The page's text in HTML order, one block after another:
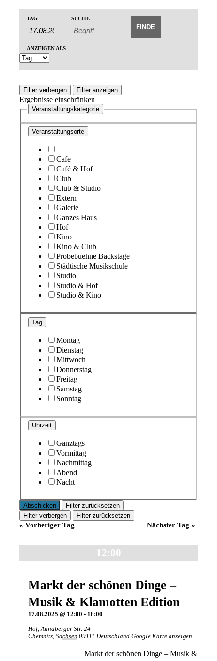
Veranstaltungen
Suche
und
Ansichten,
Navigation
TAG SUCHE
Veranstaltung
Ansichten-
ANZEIGEN ALS
Filter verbergen Filter anzeigen
Ergebnisse einschränken
Veranstaltungskategorie
Veranstaltungsorte
Cafe
Café & Hof
Club
Club & Studio
Extern
Galerie
Ganzes Haus
Hof
Kino
Kino & Club
Probebuehne Backstage
Städtische Musikschule
Studio
Studio & Hof
Studio & Kino
Tag
Montag
Dienstag
Mittwoch
Donnerstag
Freitag
Samstag
Sonntag
Uhrzeit
Ganztags
Vormittag
Nachmittag
Abend
Nacht
Filter zurücksetzen
Filter verbergen
Filter zurücksetzen
« Vorheriger Tag Nächster Tag »
12:00
Markt der schönen Dinge –
Musik & Klamotten Edition
17.08.2025 @ 12:00 - 18:00
Hof,Annaberger Str. 24
Chemnitz Sachsen 09111 Deutschland Google Karte anzeigen
Markt der schönen Dinge – Musik &